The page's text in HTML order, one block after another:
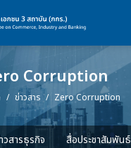
Corruption
ข่าวสาร Zero Corruption
วสารธุรกิจ สื่อประชาสัมพันธ์